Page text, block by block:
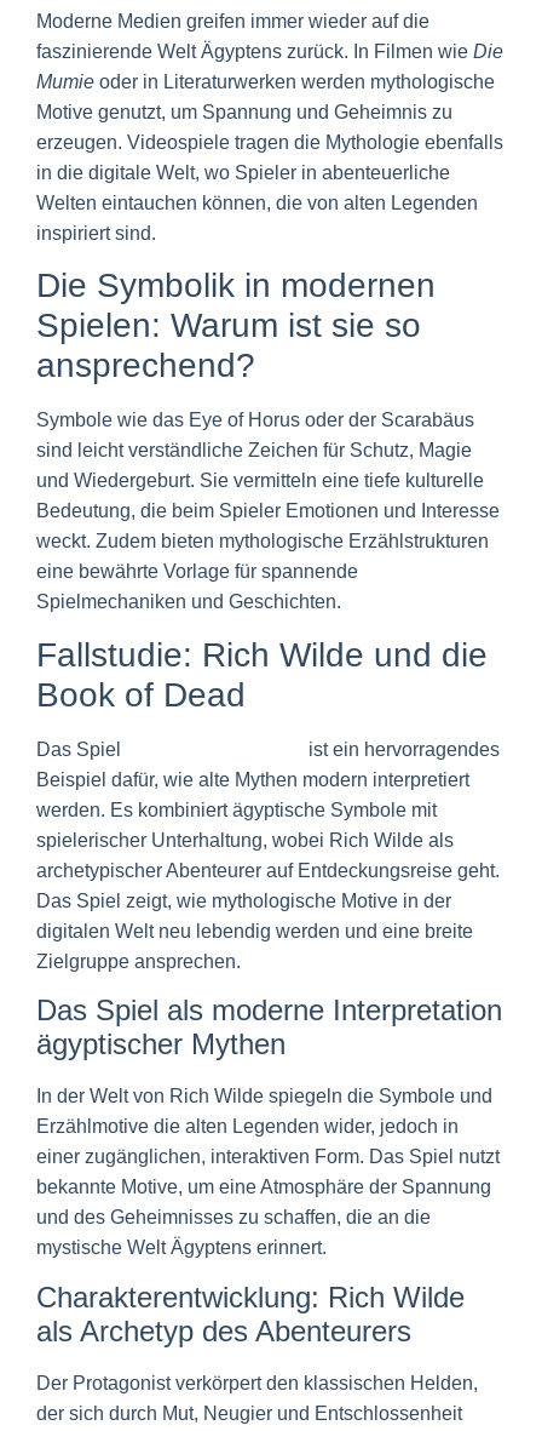
Moderne Medien greifen immer wieder auf die
faszinierende Welt Ägyptens zurück. In Filmen wie Die
Mumie oder in Literaturwerken werden mythologische
Motive genutzt, um Spannung und Geheimnis zu
erzeugen. Videospiele tragen die Mythologie ebenfalls
in die digitale Welt, wo Spieler in abenteuerliche
Welten eintauchen können, die von alten Legenden
inspiriert sind.
Die Symbolik in modernen
Spielen: Warum ist sie so
ansprechend?
Symbole wie das Eye of Horus oder der Scarabäus
sind leicht verständliche Zeichen für Schutz, Magie
und Wiedergeburt. Sie vermitteln eine tiefe kulturelle
Bedeutung, die beim Spieler Emotionen und Interesse
weckt. Zudem bieten mythologische Erzählstrukturen
eine bewährte Vorlage für spannende
Spielmechaniken und Geschichten.
Fallstudie: Rich Wilde und die
Book of Dead
Das Spiel
ist ein hervorragendes
Beispiel dafür, wie alte Mythen modern interpretiert
werden. Es kombiniert ägyptische Symbole mit
spielerischer Unterhaltung, wobei Rich Wilde als
archetypischer Abenteurer auf Entdeckungsreise geht.
Das Spiel zeigt, wie mythologische Motive in der
digitalen Welt neu lebendig werden und eine breite
Zielgruppe ansprechen.
Das Spiel als moderne Interpretation
ägyptischer Mythen
In der Welt von Rich Wilde spiegeln die Symbole und
Erzählmotive die alten Legenden wider, jedoch in
einer zugänglichen, interaktiven Form. Das Spiel nutzt
bekannte Motive, um eine Atmosphäre der Spannung
und des Geheimnisses zu schaffen, die an die
mystische Welt Ägyptens erinnert.
Charakterentwicklung: Rich Wilde
als Archetyp des Abenteurers
Der Protagonist verkörpert den klassischen Helden,
der sich durch Mut, Neugier und Entschlossenheit